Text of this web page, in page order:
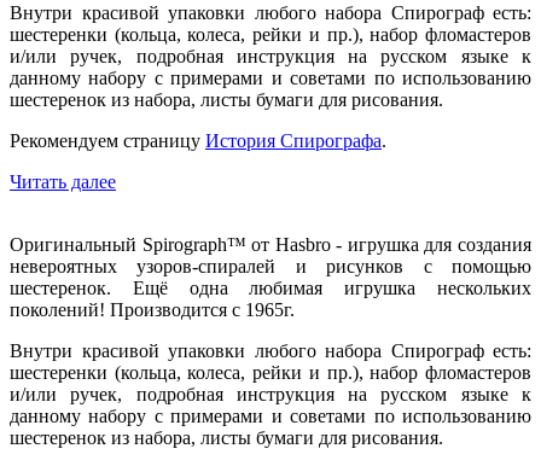
Внутри красивой упаковки любого набора Спирограф есть:
шестеренки (кольца, колеса, рейки и пр.), набор фломастеров
и/или ручек, подробная инструкция на русском языке к
данному набору с примерами и советами по использованию
шестеренок из набора, листы бумаги для рисования.
Рекомендуем страницу История Спирографа.
Читать далее
Оригинальный Spirograph™ от Hasbro - игрушка для создания
невероятных узоров-спиралей и рисунков с помощью
шестеренок. Ещё одна любимая игрушка нескольких
поколений! Производится с 1965г.
Внутри красивой упаковки любого набора Спирограф есть:
шестеренки (кольца, колеса, рейки и пр.), набор фломастеров
и/или ручек, подробная инструкция на русском языке к
данному набору с примерами и советами по использованию
шестеренок из набора, листы бумаги для рисования.